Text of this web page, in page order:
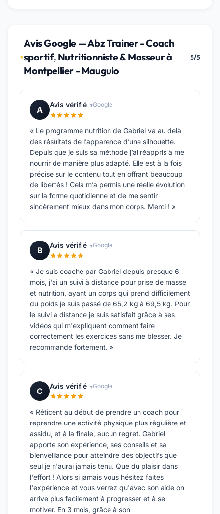
Avis Google — Abz Trainer - Coach
sportif, Nutritionniste & Masseur à
Montpellier - Mauguio
5/5
A
Avis vérifié Google
« Le programme nutrition de Gabriel va au delà
des résultats de l’apparence d’une silhouette.
Depuis que je suis sa méthode j’ai réappris à me
nourrir de manière plus adapté. Elle est à la fois
précise sur le contenu tout en offrant beaucoup
de libertés ! Cela m’a permis une réelle évolution
sur la forme quotidienne et de me sentir
sincèrement mieux dans mon corps. Merci ! »
B
Avis vérifié Google
« Je suis coaché par Gabriel depuis presque 6
mois, j'ai un suivi à distance pour prise de masse
et nutrition, ayant un corps qui prend difficilement
du poids je suis passé de 65,2 kg à 69,5 kg. Pour
le suivi à distance je suis satisfait grâce à ses
vidéos qui m'expliquent comment faire
correctement les exercices sans me blesser. Je
recommande fortement. »
C
Avis vérifié Google
« Réticent au début de prendre un coach pour
reprendre une activité physique plus régulière et
assidu, et à la finale, aucun regret. Gabriel
apporte son expérience, ses conseils et sa
bienveillance pour atteindre des objectifs que
seul je n'aurai jamais tenu. Que du plaisir dans
l'effort ! Alors si jamais vous hésitez faites
l'expérience et vous verrez qu'avec son aide on
arrive plus facilement à progresser et à se
motiver. En 3 mois, grâce à son